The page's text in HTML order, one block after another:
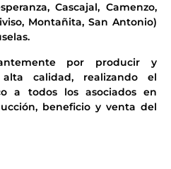
Cascajal, Camenzo,
Montañita, San Antonio)
por producir y
calidad, realizando el
a todos los asociados en
beneficio y venta del